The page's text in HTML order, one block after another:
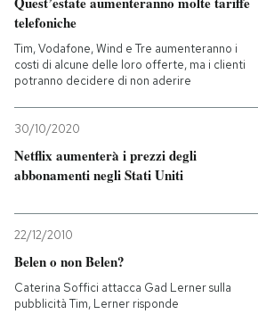
telefoniche
Tim, Vodafone, Wind e Tre aumenteranno i
costi di alcune delle loro offerte, ma i clienti
potranno decidere di non aderire
30/10/2020
Netflix aumenterà i prezzi degli
abbonamenti negli Stati Uniti
22/12/2010
Belen o non Belen?
Caterina Soffici attacca Gad Lerner sulla
pubblicità Tim, Lerner risponde